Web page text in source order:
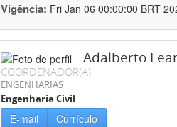
Vigência: Fri Jan 06 00:00:00 BRT
Adalberto
COORDENADOR(A)
ENGENHARIAS
Engenharia Civil
E-mail Currículo